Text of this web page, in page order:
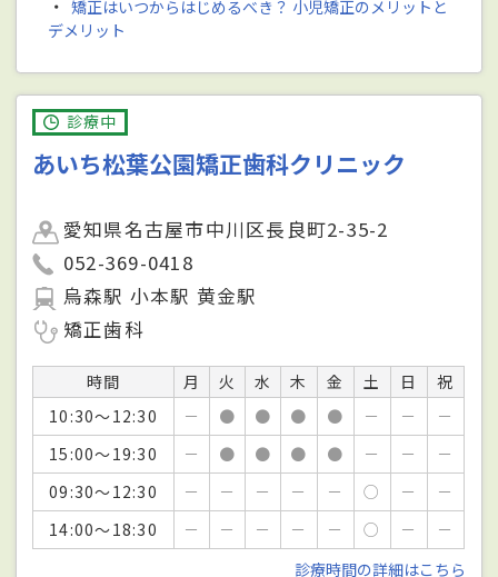
・ 矯正はいつからはじめるべき？ 小児矯正のメリットと
デメリット
診療中
あいち松葉公園矯正歯科クリニック
愛知県名古屋市中川区長良町2-35-2
052-369-0418
烏森駅 小本駅 黄金駅
矯正歯科
時間 月 火 水 木 金 土 日
祝
10:30～12:30
－ ● ● ● ● － －
－
15:00～19:30
－ ● ● ● ● － －
－
09:30～12:30
－ － － － － ○ －
－
14:00～18:30
－ － － － － ○ －
－
診療時間の詳細はこちら